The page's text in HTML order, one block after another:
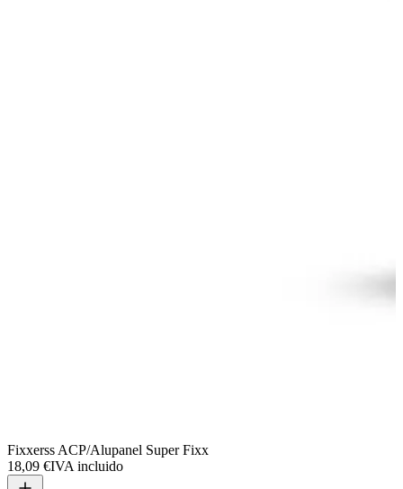
Fixxerss ACP/Alupanel Super Fixx
18,09 €IVA incluido